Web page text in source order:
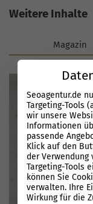
Weitere Inhalte
Magazin
Seoagentur.de
Targeting-Tools
wir unsere
Informationen
passende
Klick auf den
der Verwendung
Targeting-Tools
können Sie
verwalten. Ihre
Wirkung für die